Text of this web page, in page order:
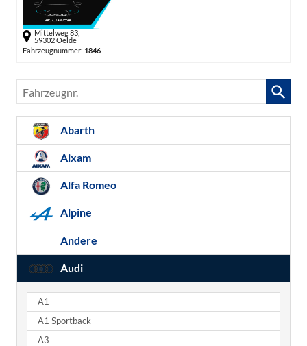
Mittelweg 83,
59302 Oelde
Fahrzeugnummer: 1846
Fahrzeugnr.
Abarth
Aixam
Alfa Romeo
Alpine
Andere
Audi
A1
A1 Sportback
A3